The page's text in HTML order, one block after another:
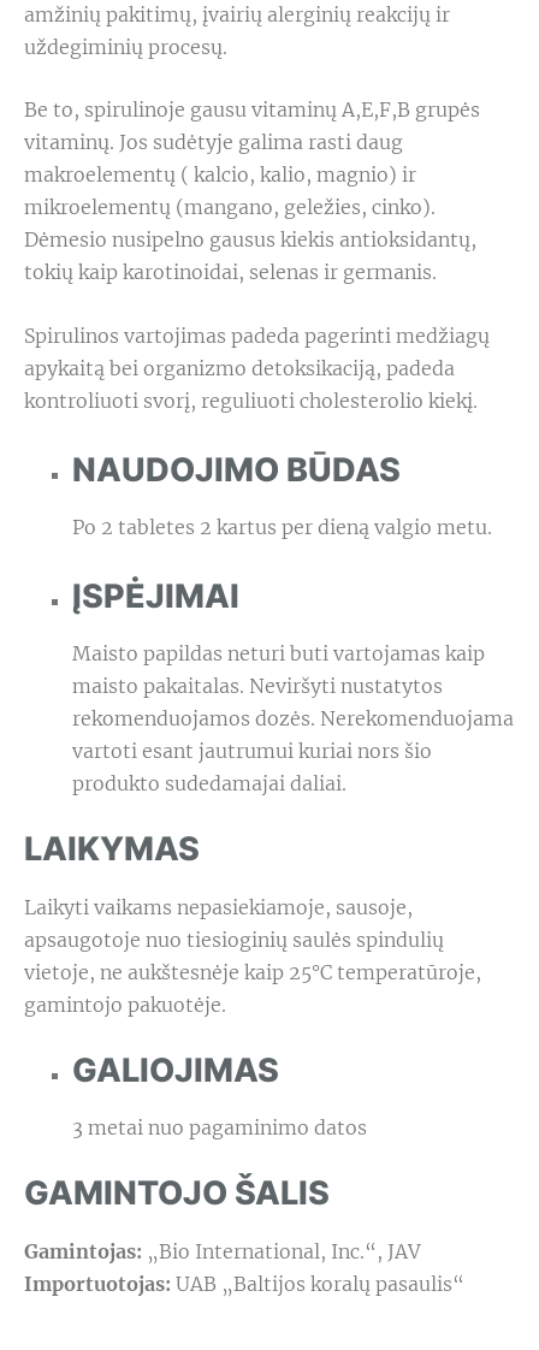
amžinių pakitimų, įvairių alerginių reakcijų ir
uždegiminių procesų.
Be to, spirulinoje gausu vitaminų A,E,F,B grupės
vitaminų. Jos sudėtyje galima rasti daug
makroelementų ( kalcio, kalio, magnio) ir
mikroelementų (mangano, geležies, cinko).
Dėmesio nusipelno gausus kiekis antioksidantų,
tokių kaip karotinoidai, selenas ir germanis.
Spirulinos vartojimas padeda pagerinti medžiagų
apykaitą bei organizmo detoksikaciją, padeda
kontroliuoti svorį, reguliuoti cholesterolio kiekį.
NAUDOJIMO BŪDAS
Po 2 tabletes 2 kartus per dieną valgio metu.
ĮSPĖJIMAI
Maisto papildas neturi buti vartojamas kaip
maisto pakaitalas. Neviršyti nustatytos
rekomenduojamos dozės. Nerekomenduojama
vartoti esant jautrumui kuriai nors šio
produkto sudedamajai daliai.
LAIKYMAS
Laikyti vaikams nepasiekiamoje, sausoje,
apsaugotoje nuo tiesioginių saulės spindulių
vietoje, ne aukštesnėje kaip 25°C temperatūroje,
gamintojo pakuotėje.
GALIOJIMAS
3 metai nuo pagaminimo datos
GAMINTOJO ŠALIS
Gamintojas: „Bio International, Inc.“, JAV
Importuotojas: UAB „Baltijos koralų pasaulis“